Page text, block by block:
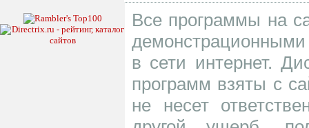
Все программы на
в сети интернет.
программ взяты с
не несет